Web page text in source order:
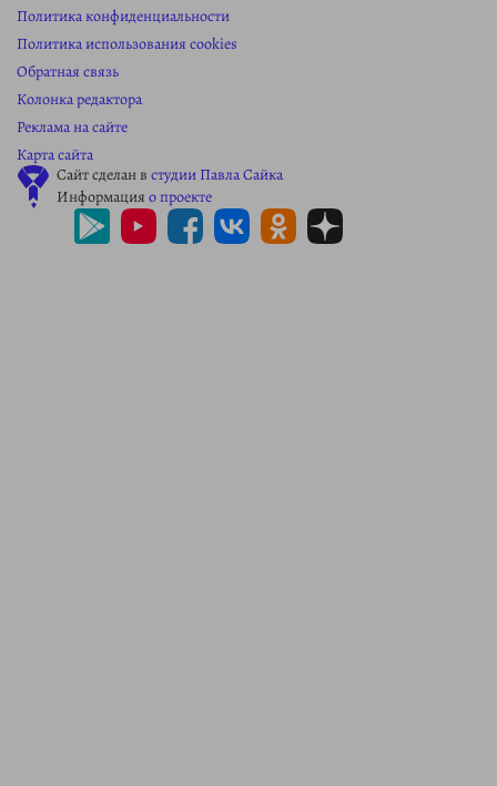
Политика конфиденциальности
Политика использования cookies
Обратная связь
Колонка редактора
Реклама на сайте
Карта сайта
Сайт сделан в студии Павла Сайка
Информация о проекте